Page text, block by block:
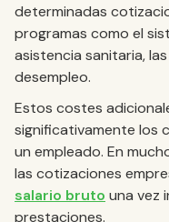
determinadas
programas como el
asistencia sanitaria,
desempleo.
Estos costes
significativamente los
un empleado. En
las cotizaciones
salario bruto una vez
prestaciones.